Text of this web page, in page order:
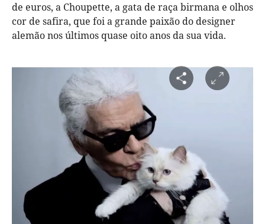
de euros, a Choupette, a gata de raça birmana e olhos
cor de safira, que foi a grande paixão do designer
alemão nos últimos quase oito anos da sua vida.